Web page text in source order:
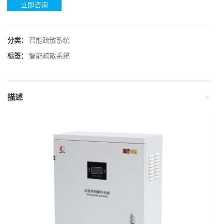
立即咨询
分类：
智能疏散系统
标签：
智能疏散系统
描述